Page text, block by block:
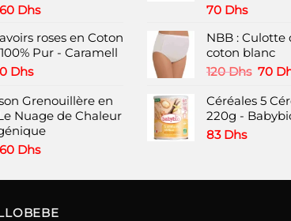
:
Dhs.
DhsLe
actuel
est :
roses en Coton
Pur - Caramell
:
Dhs.
DhsLe
actuel
est :
70 Dhs.
Grenouillère en
Nuage de Chaleur
Dhs.
DhsLe
actuel
160 Dhs.
70 Dhs
NBB : Culotte
coton blanc
120Dhs Le
initial
était :
70
Céréales 5
220g -
83 Dhs